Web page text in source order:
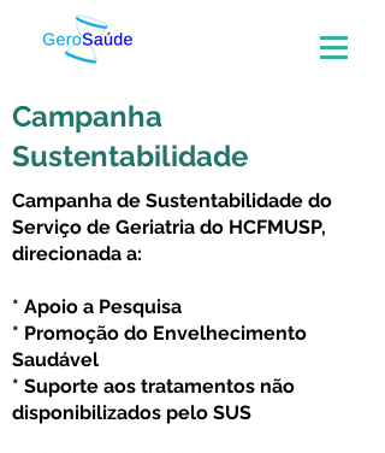
Campanha
Sustentabilidade
Campanha de Sustentabilidade do
Serviço de Geriatria do HCFMUSP,
direcionada a:
* Apoio a Pesquisa
* Promoção do Envelhecimento
Saudável
* Suporte aos tratamentos não
disponibilizados pelo SUS